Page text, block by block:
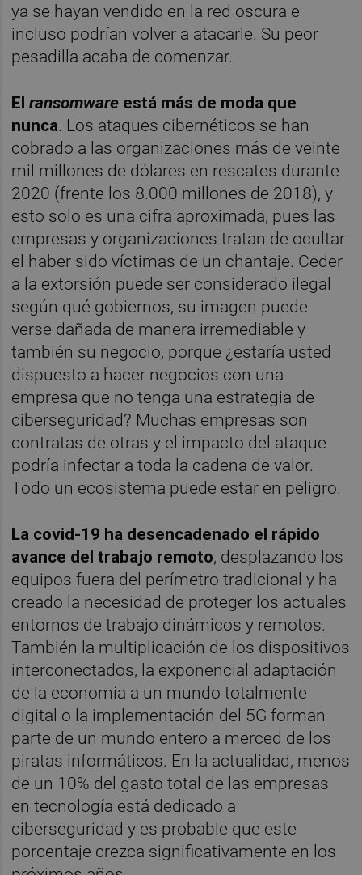
ya se hayan vendido en la red oscura e
incluso podrían volver a atacarle. Su peor
pesadilla acaba de comenzar.
Elransomware está más de moda que
nunca. Los ataques cibernéticos se han
cobrado a las organizaciones más de veinte
mil millones de dólares en rescates durante
2020 (frente los 8.000 millones de 2018), y
esto solo es una cifra aproximada, pues las
empresas y organizaciones tratan de ocultar
el haber sido víctimas de un chantaje. Ceder
a la extorsión puede ser considerado ilegal
según qué gobiernos, su imagen puede
verse dañada de manera irremediable y
también su negocio, porque ¿estaría usted
dispuesto a hacer negocios con una
empresa que no tenga una estrategia de
ciberseguridad? Muchas empresas son
contratas de otras y el impacto del ataque
podría infectar a toda la cadena de valor.
Todo un ecosistema puede estar en peligro.
La covid-19 ha desencadenado el rápido
avance del trabajo remoto, desplazando los
equipos fuera del perímetro tradicional y ha
creado la necesidad de proteger los actuales
entornos de trabajo dinámicos y remotos.
También la multiplicación de los dispositivos
interconectados, la exponencial adaptación
de la economía a un mundo totalmente
digital o la implementación del 5G forman
parte de un mundo entero a merced de los
piratas informáticos. En la actualidad, menos
de un 10% del gasto total de las empresas
en tecnología está dedicado a
ciberseguridad y es probable que este
porcentaje crezca significativamente en los